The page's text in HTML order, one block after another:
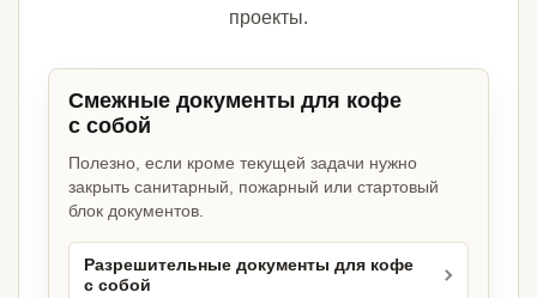
проекты.
Смежные документы для кофе
с собой
Полезно, если кроме текущей задачи нужно
закрыть санитарный, пожарный или стартовый
блок документов.
Разрешительные документы для кофе
с собой